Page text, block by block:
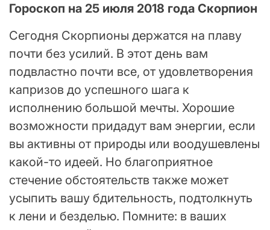
Гороскоп на 25 июля 2018 года Скорпион
Сегодня Скорпионы держатся на плаву
почти без усилий. В этот день вам
подвластно почти все, от удовлетворения
капризов до успешного шага к
исполнению большой мечты. Хорошие
возможности придадут вам энергии, если
вы активны от природы или воодушевлены
какой-то идеей. Но благоприятное
стечение обстоятельств также может
усыпить вашу бдительность, подтолкнуть
к лени и безделью. Помните: в ваших